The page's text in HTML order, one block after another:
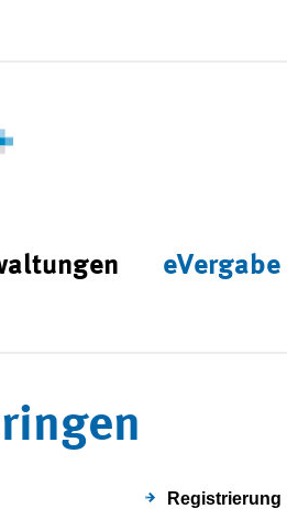
eVergabe
Registrierung